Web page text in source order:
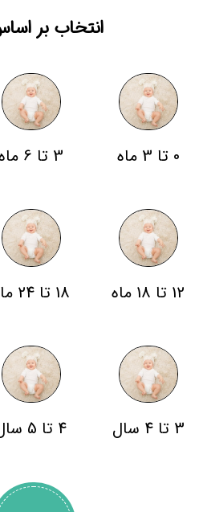
0 تا 3 ماه 3 تا 6 ماه
12 تا 18 ماه 18 تا 24 ماه
3 تا 4 سال 4 تا 5 سال
انتخاب بر